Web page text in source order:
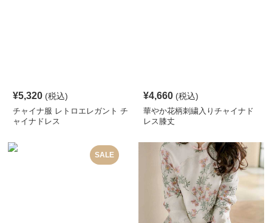
¥5,320 (税込)
チャイナ服 レトロエレガント チ
ャイナドレス
¥4,660 (税込)
華やか花柄刺繍入りチャイナド
レス膝丈
SALE